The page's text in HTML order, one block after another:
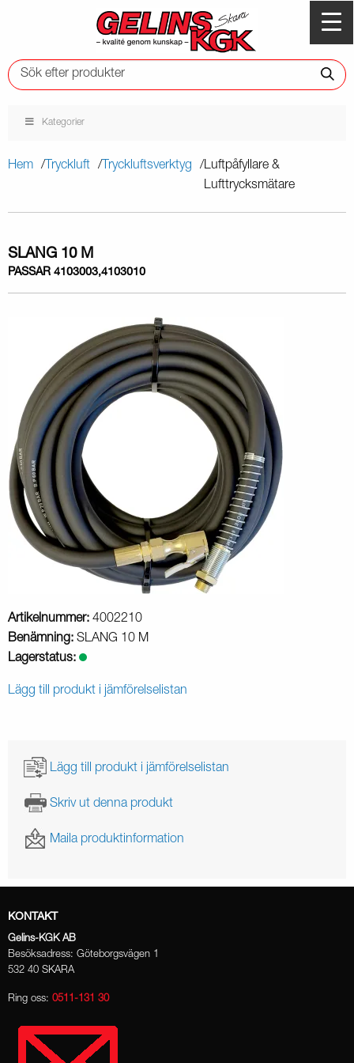
Kategorier
Hem Tryckluft Tryckluftsverktyg
Luftpåfyllare &
Lufttrycksmätare
SLANG 10 M
PASSAR 4103003,4103010
Artikelnummer: 4002210
Benämning: SLANG 10 M
Lagerstatus:
Lägg till produkt i jämförelselistan
Lägg till produkt i jämförelselistan
Skriv ut denna produkt
Maila produktinformation
KONTAKT
Gelins-KGK AB
Besöksadress: Göteborgsvägen 1
532 40 SKARA
Ring oss: 0511-131 30